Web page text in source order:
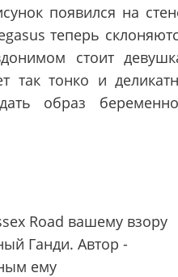
появился на
теперь
стоит
так тонко и
образ
Road вашему взору
Ганди. Автор -
ему